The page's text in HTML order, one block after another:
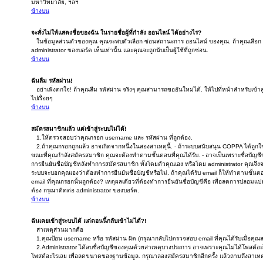
มหาวิทยาลัย, ฯลฯ
ข้างบน
จะสั่งไม่ให้แสดงชื่อของฉัน ในรายชื่อผู้ที่กำลัง ออนไลน์ ได้อย่างไร?
ในข้อมูลส่วนตัวของคุณ คุณจะพบตัวเลือก ซ่อนสถานะการ ออนไลน์ ของคุณ. ถ้าคุณเลือ
administrator ของบอร์ด เห็นเท่านั้น และคุณจะถูกนับเป็นผู้ใช้ที่ถูกซ่อน.
ข้างบน
ฉันลืม รหัสผ่าน!
อย่าเพิ่งตกใจ! ถ้าคุณลืม รหัสผ่าน จริงๆ คุณสามารถขออันใหม่ได้. ให้ไปที่หน้าสำหรับเข้
ไปเรื่อยๆ
ข้างบน
สมัครสมาชิกแล้ว แต่เข้าสู่ระบบไม่ได้!
1.ให้ตรวจสอบว่าคุณกรอก username และ รหัสผ่าน ที่ถูกต้อง.
2.ถ้าคุณกรอกถูกแล้ว อาจเกิดจากหนึ่งในสองสาเหตุนี้. - ถ้าระบบสนับสนุน COPPA ได้ถู
ขณะที่คุณกำลังสมัครสมาชิก คุณจะต้องทำตามขั้นตอนที่คุณได้รับ. - อาจเป็นเพราะชื่อบัญชี
การยืนยันชื่อบัญชีหลังทำการสมัครสมาชิก ทั้งโดยตัวคุณเอง หรือโดย administrator คุณจึง
ระบบจะบอกคุณเองว่าต้องทำการยืนยันชื่อบัญชีหรือไม่. ถ้าคุณได้รับ email ก็ให้ทำตามขั้น
email ที่คุณกรอกนั้นถูกต้อง? เหตุผลเดียวที่ต้องทำการยืนยันชื่อบัญชีคือ เพื่อลดการปลอมแ
ต้อง กรุณาติดต่อ administrator ของบอร์ด.
ข้างบน
ฉันเคยเข้าสู่ระบบได้ แต่ตอนนี้กลับเข้าไม่ได้?!
สาเหตุส่วนมากคือ
1.คุณป้อน username หรือ รหัสผ่าน ผิด (กรุณากลับไปตรวจสอบ email ที่คุณได้รับเมื่อคุณ
2.Administrator ได้ลบชื่อบัญชีของคุณด้วยสาเหตุบางประการ อาจเพราะคุณไม่ได้โพสต์อ
โพสต์อะไรเลย เพื่อลดขนาดของฐานข้อมูล. กรุณาลองสมัครสมาชิกอีกครั้ง แล้วถามถึงสาเห